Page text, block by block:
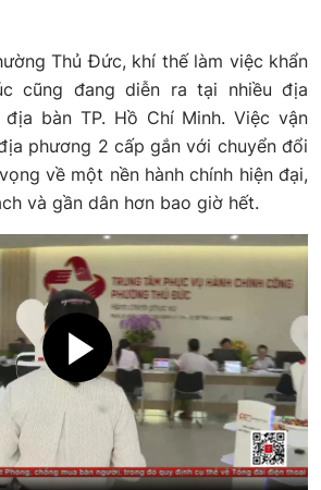
Thủ Đức, khí thế làm việc khẩn
cũng đang diễn ra tại nhiều địa
bàn TP. Hồ Chí Minh. Việc vận
phương 2 cấp gắn với chuyển đổi
về một nền hành chính hiện đại,
và gần dân hơn bao giờ hết.